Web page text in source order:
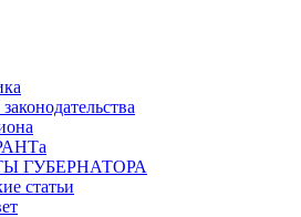
ГУБЕРНАТОРА
статьи